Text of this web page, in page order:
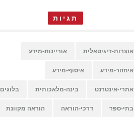
תגיות
אוצרות-דיגיטאלית אוריינות-מידע
איחזור-מידע איסוף-מידע
אתרי-אינטרנט בינה-מלאכותית בלוגים
בתי-ספר דרכי-הוראה הוראה מקוונת